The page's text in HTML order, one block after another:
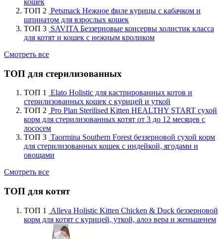
кошек
ТОП 2 Petsmack Нежное филе курицы с кабачком и
шпинатом для взрослых кошек
ТОП 3 SAVITA Беззерновые консервы холистик класса
для котят и кошек с нежным кроликом
Смотреть все
ТОП для стерилизованных
ТОП 1 Elato Holistic для кастрированных котов и
стерилизованных кошек с курицей и уткой
ТОП 2 Pro Plan Sterilised Kitten HEALTHY START сухой
корм для стерилизованных котят от 3 до 12 месяцев с
лососем
ТОП 3 Taormina Southern Forest беззерновой сухой корм
для стерилизованных кошек с индейкой, ягодами и
овощами
Смотреть все
ТОП для котят
ТОП 1
Alleva Holistic Kitten Chicken & Duck беззерновой
корм для котят с курицей, уткой, алоэ вера и женьшенем